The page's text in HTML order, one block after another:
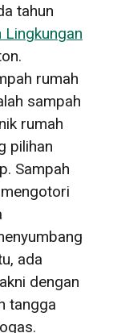
tahun
Lingkungan
rumah
sampah
rumah
pilihan
Sampah
ada
dengan
tangga